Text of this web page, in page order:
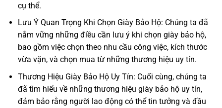
cụ thể.
Lưu Ý Quan Trọng Khi Chọn Giày Bảo Hộ: Chúng ta đã
nắm vững những điều cần lưu ý khi chọn giày bảo hộ,
bao gồm việc chọn theo nhu cầu công việc, kích thước
vừa vặn, và chọn mua từ những thương hiệu uy tín.
Thương Hiệu Giày Bảo Hộ Uy Tín: Cuối cùng, chúng ta
đã tìm hiểu về những thương hiệu giày bảo hộ uy tín,
đảm bảo rằng người lao động có thể tin tưởng và đầu